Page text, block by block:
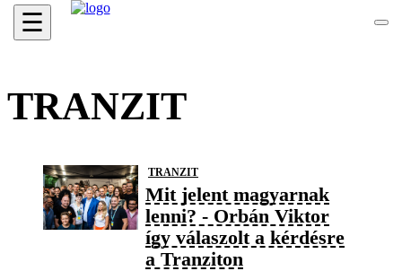
☰
TRANZIT
TRANZIT
Mit jelent magyarnak
lenni? - Orbán Viktor
így válaszolt a kérdésre
a Tranziton